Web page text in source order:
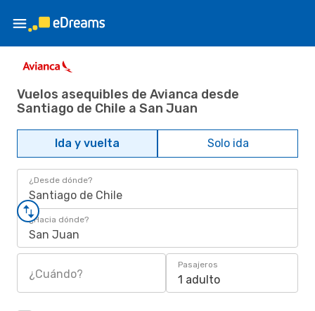
Vuelos asequibles de Avianca desde
Santiago de Chile a San Juan
Ida y vuelta Solo ida
¿Desde dónde?
Santiago de Chile
¿Hacia dónde?
San Juan
¿Cuándo?
Pasajeros
1 adulto